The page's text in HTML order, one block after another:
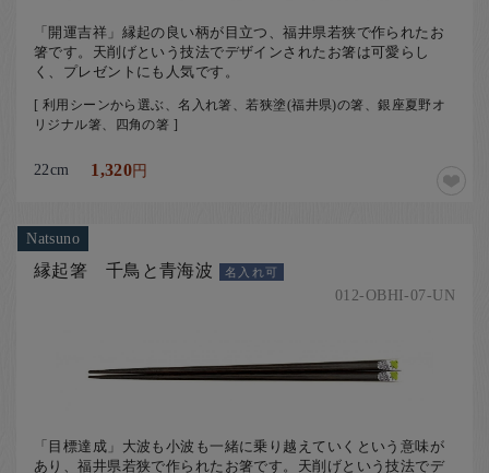
「開運吉祥」縁起の良い柄が目立つ、福井県若狭で作られたお
箸です。天削げという技法でデザインされたお箸は可愛らし
く、プレゼントにも人気です。
[ 利用シーンから選ぶ、名入れ箸、若狭塗(福井県)の箸、銀座夏野オ
リジナル箸、四角の箸 ]
22cm 1,320円
Natsuno
縁起箸 千鳥と青海波 名入れ可
012-OBHI-07-UN
「目標達成」大波も小波も一緒に乗り越えていくという意味が
あり、福井県若狭で作られたお箸です。天削げという技法でデ